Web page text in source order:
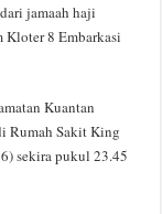
jamaah haji
Kloter 8 Embarkasi
Kuantan
Rumah Sakit King
sekira pukul 23.45